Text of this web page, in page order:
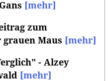
[mehr]
zum
grauen Maus [mehr]
- Alzey
[mehr]